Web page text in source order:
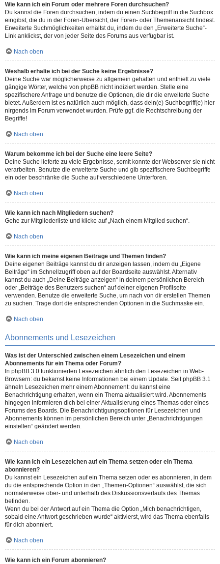
Wie kann ich ein Forum oder mehrere Foren durchsuchen?
Du kannst die Foren durchsuchen, indem du einen Suchbegriff in die Suchbox
eingibst, die du in der Foren-Übersicht, der Foren- oder Themenansicht findest.
Erweiterte Suchmöglichkeiten erhältst du, indem du den „Erweiterte Suche“-
Link anklickst, der von jeder Seite des Forums aus verfügbar ist.
Nach oben
Weshalb erhalte ich bei der Suche keine Ergebnisse?
Deine Suche war möglicherweise zu allgemein gehalten und enthielt zu viele
gängige Wörter, welche von phpBB nicht indiziert werden. Stelle eine
spezifischere Anfrage und benutze die Optionen, die dir die erweiterte Suche
bietet. Außerdem ist es natürlich auch möglich, dass dein(e) Suchbegriff(e) hier
nirgends im Forum verwendet wurden. Prüfe ggf. die Rechtschreibung der
Begriffe!
Nach oben
Warum bekomme ich bei der Suche eine leere Seite?
Deine Suche lieferte zu viele Ergebnisse, somit konnte der Webserver sie nicht
verarbeiten. Benutze die erweiterte Suche und gib spezifischere Suchbegriffe
ein oder beschränke die Suche auf verschiedene Unterforen.
Nach oben
Wie kann ich nach Mitgliedern suchen?
Gehe zur Mitgliederliste und klicke auf „Nach einem Mitglied suchen“.
Nach oben
Wie kann ich meine eigenen Beiträge und Themen finden?
Deine eigenen Beiträge kannst du dir anzeigen lassen, indem du „Eigene
Beiträge“ im Schnellzugriff oben auf der Boardseite auswählst. Alternativ
kannst du auch „Deine Beiträge anzeigen“ in deinem persönlichen Bereich
oder „Beiträge des Benutzers suchen“ auf deiner eigenen Profilseite
verwenden. Benutze die erweiterte Suche, um nach von dir erstellen Themen
zu suchen. Trage dort die entsprechenden Optionen in die Suchmaske ein.
Nach oben
Abonnements und Lesezeichen
Was ist der Unterschied zwischen einem Lesezeichen und einem
Abonnements für ein Thema oder Forum?
In phpBB 3.0 funktionierten Lesezeichen ähnlich den Lesezeichen in Web-
Browsern: du bekamst keine Informationen bei einem Update. Seit phpBB 3.1
ähneln Lesezeichen mehr einem Abonnement: du kannst eine
Benachrichtigung erhalten, wenn ein Thema aktualisiert wird. Abonnements
hingegen informieren dich bei einer Aktualisierung eines Themas oder eines
Forums des Boards. Die Benachrichtigungsoptionen für Lesezeichen und
Abonnements können im persönlichen Bereich unter „Benachrichtigungen
einstellen“ geändert werden.
Nach oben
Wie kann ich ein Lesezeichen auf ein Thema setzen oder ein Thema
abonnieren?
Du kannst ein Lesezeichen auf ein Thema setzen oder es abonnieren, in dem
du die entsprechende Option in den „Themen-Optionen“ auswählst, die sich
normalerweise ober- und unterhalb des Diskussionsverlaufs des Themas
befinden.
Wenn du bei der Antwort auf ein Thema die Option „Mich benachrichtigen,
sobald eine Antwort geschrieben wurde“ aktivierst, wird das Thema ebenfalls
für dich abonniert.
Nach oben
Wie kann ich ein Forum abonnieren?